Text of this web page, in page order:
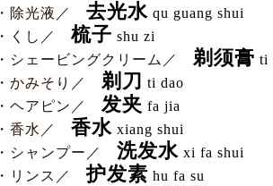
・除光液／
去光水 qu guang shui
・くし／
梳子 shu zi
・シェービングクリーム／
剃须膏 ti
・かみそり／
剃刀 ti dao
・ヘアピン／
发夹 fa jia
・香水／
香水 xiang shui
・シャンプー／
洗发水 xi fa shui
・リンス／
护发素 hu fa su